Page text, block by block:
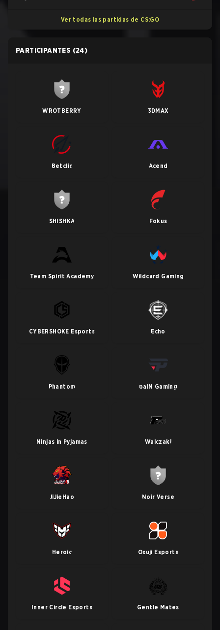
Ver todas las partidas de CS:GO
PARTICIPANTES (24)
WROTBERRY 3DMAX
Betclic Acend
SHISHKA Fokus
Team Spirit Academy Wildcard Gaming
CYBERSHOKE Esports Echo
Phantom paiN Gaming
Ninjas in Pyjamas Walczaki
JiJieHao Noir Verse
Heroic Oxuji Esports
Inner Circle Esports Gentle Mates